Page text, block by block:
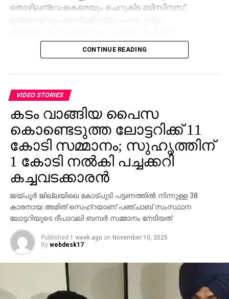
ഉടമകളെയും ലക്ഷ്യമിടുന്നു. പലപ്പോഴും
ലിസ്റ്റിംഗുകള്‍ സൃഷ്ടിക്കപ്പെടുന്നു. ഇരകളോട്
വ്യക്തിഗത വിവരങ്ങള്‍ പങ്കിടാനും, ജോലി
മാല്‍വെയര്‍ ഇന്‍സ്റ്റാള്‍ ചെയ്യാനോ ഡാറ്റ
മോഷ്ടിക്കാനോ ലക്ഷ്യമിട്ടുള്ള വ്യാജ അഭിമുഖ
സോഫ്റ്റ്‌വെയറുകളും അയക്കുന്നു. ഇത്തരം തട്ടിപ്പുകള്‍
വ്യക്തികള്‍ക്കും സ്ഥാപനങ്ങള്‍ക്കും ഗുരുതരമായ
ഭീഷണിയാണെന്ന് ഗൂഗിള്‍ മുന്നറിയിപ്പ് നല്‍കി.
നിയമാനുസൃത തൊഴിലുടമകള്‍ ഒരിക്കലും സാമ്പത്തിക
വിവരങ്ങളോ പേയ്‌മെന്റെ് ആവശ്യങ്ങളോ
ഉന്നയിക്കില്ലെന്നും ഉപയോക്താക്കള്‍ ഓണ്‍ലൈനില്‍
കൂടുതല്‍ ജാഗ്രത പാലിക്കണമെന്നും ഗൂഗിള്‍
വ്യക്തമാക്കി.
കടം വാങ്ങിയ പൈസ
കൊണ്ടെടുത്ത ലോട്ടറിക്ക് 11
കോടി സമ്മാനം; സുഹൃത്തിന്
1 കോടി നല്‍കി പച്ചക്കറി
കച്ചവടക്കാരന്‍
ജയ്പൂര്‍ ജില്ലയിലെ കോട്പുടി പട്ടണത്തില്‍ നിന്നുള്ള 38
കാരനായ അമിത് സെഹ്‌റയാണ് പഞ്ചാബ് സംസ്ഥാന
ലോട്ടറിയുടെ ദീപാവലി ബമ്പര്‍ സമ്മാനം നേടിയത്.